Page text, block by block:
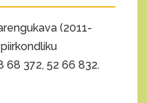
(2011-
68 372, 52 66 832.